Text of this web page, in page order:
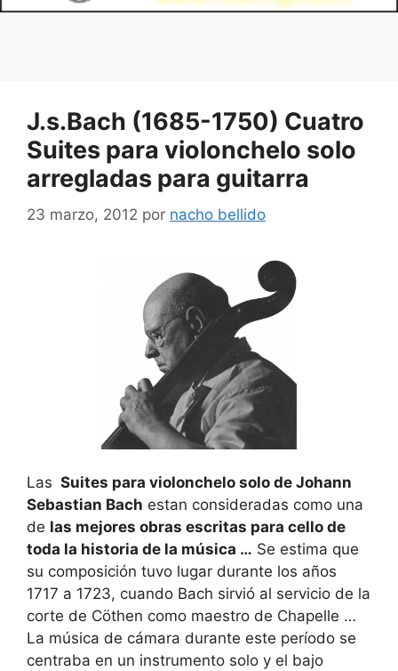
J.s.Bach (1685-1750) Cuatro
Suites para violonchelo solo
arregladas para guitarra
23 marzo, 2012 por nacho bellido
Las Suites para violonchelo solo de Johann
Sebastian Bach estan consideradas como una
de las mejores obras escritas para cello de
toda la historia de la música … Se estima que
su composición tuvo lugar durante los años
1717 a 1723, cuando Bach sirvió al servicio de la
corte de Cöthen como maestro de Chapelle …
La música de cámara durante este período se
centraba en un instrumento solo y el bajo